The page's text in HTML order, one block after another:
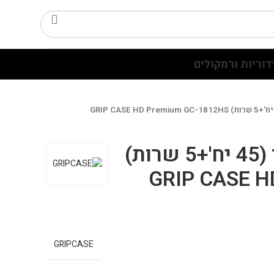
ורמקולים
חבילת מגני מסך (45 יח'+5 שרות)
GRIP CASE
GRIPCASE